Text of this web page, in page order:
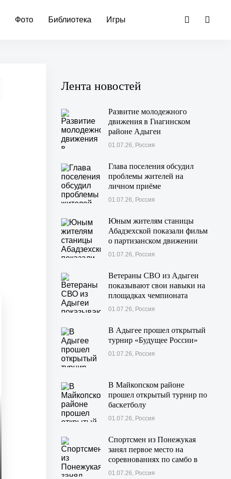
Фото Библиотека Игры
Лента новостей
Развитие молодежного
движения в Гиагинском
районе Адыгеи
01.07.26, Россия
Глава поселения обсудил
проблемы жителей на
личном приёме
01.07.26, Россия
Юным жителям станицы
Абадзехской показали фильм
о партизанском движении
Майкопского района
01.07.26, Россия
Ветераны СВО из Адыгеи
показывают свои навыки на
площадках чемпионата
«Абилимпикс» в Казани
01.07.26, Россия
В Адыгее прошел открытый
турнир «Будущее России»
01.07.26, Россия
В Майкопском районе
прошел открытый турнир по
баскетболу
01.07.26, Россия
Спортсмен из Понежукая
занял первое место на
соревнованиях по самбо в
Московской области
01.07.26, Россия